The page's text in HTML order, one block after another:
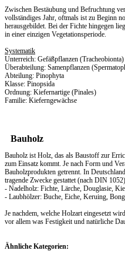
Zwischen Bestäubung und Befruchtung
vollständiges Jahr, oftmals ist zu Beginn
herausgebildet. Bei der Fichte hingegen
in einer einzigen Vegetationsperiode.
Systematik
Unterreich: Gefäßpflanzen (Tracheobionta)
Überabteilung: Samenpflanzen
Abteilung: Pinophyta
Klasse: Pinopsida
Ordnung: Kiefernartige (Pinales)
Familie: Kieferngewächse
Bauholz
Bauholz ist Holz, das als Baustoff zur
zum Einsatz kommt. Je nach Form und
Bauholzprodukten getrennt. In
tragende Zwecke gestattet (nach DIN
- Nadelholz: Fichte, Lärche, Douglasie,
- Laubhölzer: Buche, Eiche, Keruing,
Je nachdem, welche Holzart eingesetzt
vor allem was Festigkeit und natürliche
Ähnliche Kategorien: